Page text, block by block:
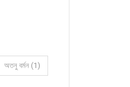
অতনু বর্মন (1)